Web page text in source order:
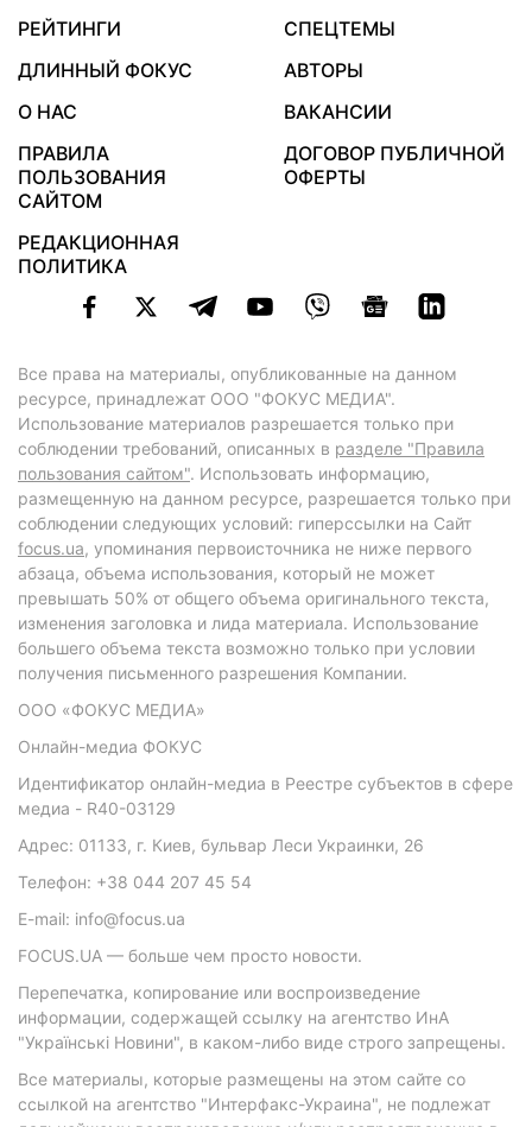
РЕЙТИНГИ
СПЕЦТЕМЫ
ДЛИННЫЙ ФОКУС
АВТОРЫ
О НАС
ВАКАНСИИ
ПРАВИЛА
ПОЛЬЗОВАНИЯ
САЙТОМ
ДОГОВОР ПУБЛИЧНОЙ
ОФЕРТЫ
РЕДАКЦИОННАЯ
ПОЛИТИКА
Все права на материалы, опубликованные на данном
ресурсе, принадлежат ООО "ФОКУС МЕДИА".
Использование материалов разрешается только при
соблюдении требований, описанных в разделе "Правила
пользования сайтом". Использовать информацию,
размещенную на данном ресурсе, разрешается только при
соблюдении следующих условий: гиперссылки на Сайт
focus.ua, упоминания первоисточника не ниже первого
абзаца, объема использования, который не может
превышать 50% от общего объема оригинального текста,
изменения заголовка и лида материала. Использование
большего объема текста возможно только при условии
получения письменного разрешения Компании.
ООО «ФОКУС МЕДИА»
Онлайн-медиа ФОКУС
Идентификатор онлайн-медиа в Реестре субъектов в сфере
медиа - R40-03129
Адрес: 01133, г. Киев, бульвар Леси Украинки, 26
Телефон: +38 044 207 45 54
E-mail: info@focus.ua
FOCUS.UA — больше чем просто новости.
Перепечатка, копирование или воспроизведение
информации, содержащей ссылку на агентство ИнА
"Українські Новини", в каком-либо виде строго запрещены.
Все материалы, которые размещены на этом сайте со
ссылкой на агентство "Интерфакс-Украина", не подлежат